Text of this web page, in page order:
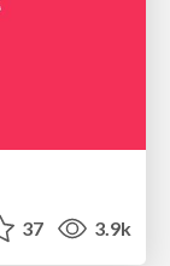
37 3.9k